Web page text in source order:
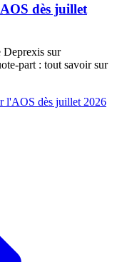
dès juillet
sur
part : tout savoir sur
l'AOS dès juillet 2026